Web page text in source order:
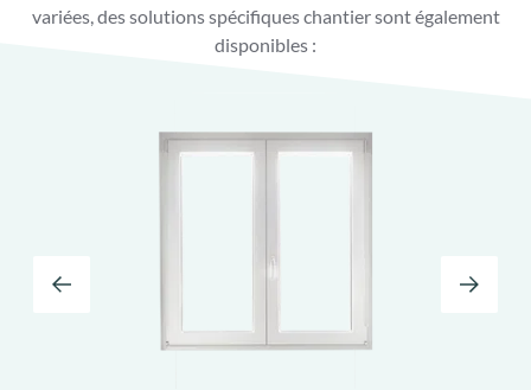
variées, des solutions spécifiques chantier sont également
disponibles :